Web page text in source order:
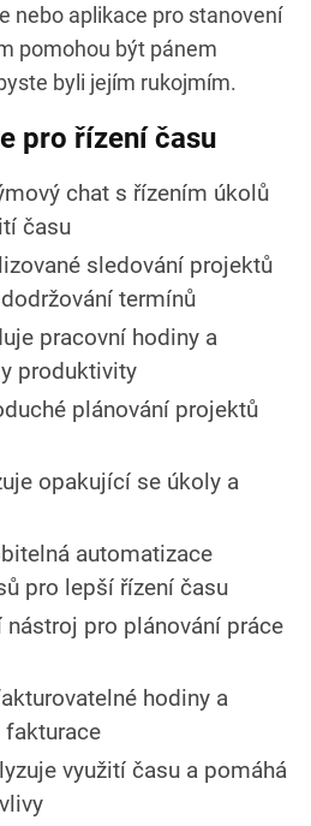
nebo aplikace pro stanovení
pomohou být pánem
byli jejím rukojmím.
pro řízení času
chat s řízením úkolů
času
sledování projektů
termínů
pracovní hodiny a
produktivity
plánování projektů
opakující se úkoly a
automatizace
pro lepší řízení času
nástroj pro plánování práce
hodiny a
fakturace
využití času a pomáhá